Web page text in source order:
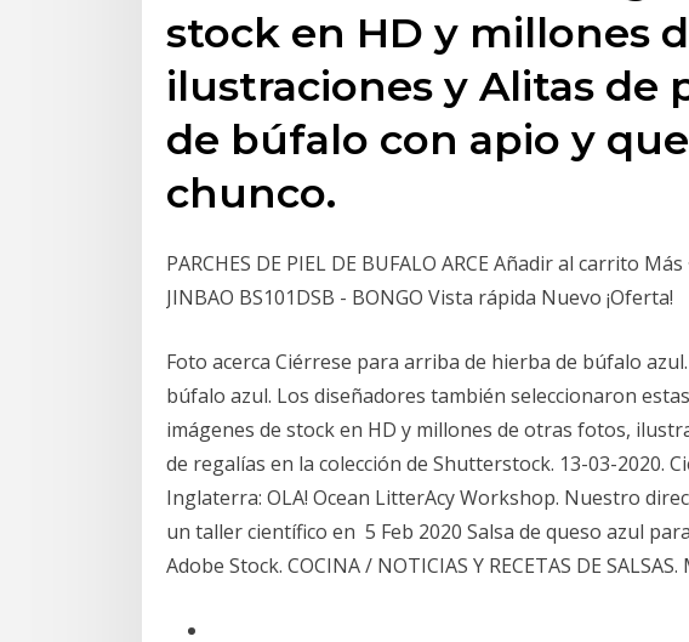
stock en HD y millones
ilustraciones y Alitas de
de búfalo con apio y
chunco.
PARCHES DE PIEL DE BUFALO ARCE Añadir al carrito
JINBAO BS101DSB - BONGO Vista rápida Nuevo ¡Oferta!
Foto acerca Ciérrese para arriba de hierba de búfalo
búfalo azul. Los diseñadores también seleccionaron
imágenes de stock en HD y millones de otras fotos,
de regalías en la colección de Shutterstock. 13-03-2020.
Inglaterra: OLA! Ocean LitterAcy Workshop. Nuestro
un taller científico en 5 Feb 2020 Salsa de queso azul
Adobe Stock. COCINA / NOTICIAS Y RECETAS DE